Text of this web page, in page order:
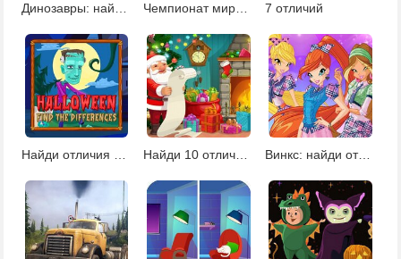
Чемпионат мира по футболу 2018: найди отличия 7 отличий
Найди 10 отличий на Рождество Винкс: найди отличия